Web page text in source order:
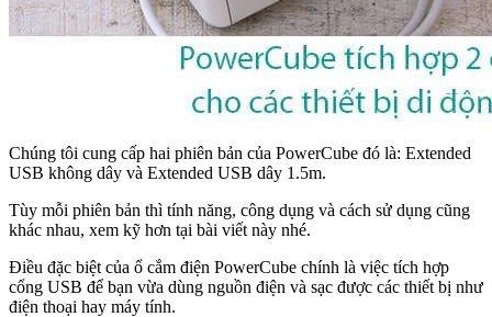
Chúng tôi cung cấp hai phiên bản của PowerCube đó là: Extended
USB không dây và Extended USB dây 1.5m.
Tùy mỗi phiên bản thì tính năng, công dụng và cách sử dụng cũng
khác nhau, xem kỹ hơn tại bài viết này nhé.
Điều đặc biệt của ổ cắm điện PowerCube chính là việc tích hợp
cổng USB để bạn vừa dùng nguồn điện và sạc được các thiết bị như
điện thoại hay máy tính.